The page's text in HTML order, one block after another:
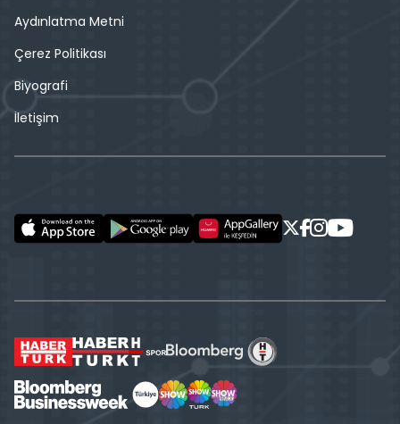
Aydınlatma Metni
Çerez Politikası
Biyografi
İletişim